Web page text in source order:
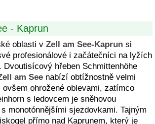
- Kaprun
oblasti v Zell am See-Kaprun si
profesionálové i začátečníci na lyžích
Dvoutisícový hřeben Schmittenhöhe
am See nabízí obtížnostně velmi
ovšem ohrožené oblevami, zatímco
s ledovcem je sněhovou
monotónnějšími sjezdovkami. Tajným
přímo nad Kaprunem, který je